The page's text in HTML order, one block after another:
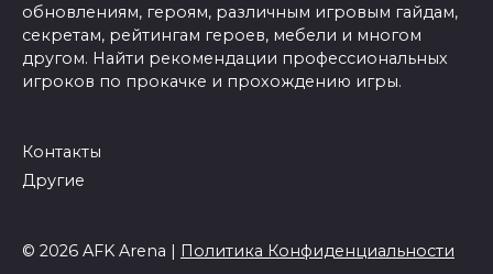
обновлениям, героям, различным игровым гайдам,
секретам, рейтингам героев, мебели и многом
другом. Найти рекомендации профессиональных
игроков по прокачке и прохождению игры.
Контакты
Другие
© 2026 AFK Arena | Политика Конфиденциальности